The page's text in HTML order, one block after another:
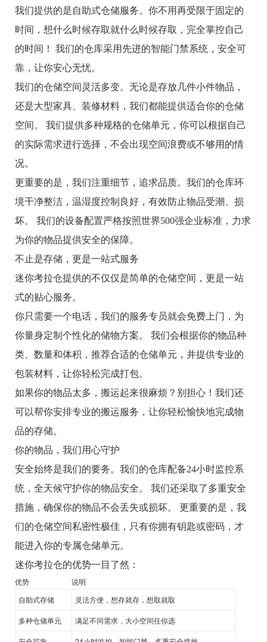
我们提供的是自助式仓储服务。你不用再受限于固定的
时间，想什么时候存取就什么时候存取，完全掌控自己
的时间！ 我们的仓库采用先进的智能门禁系统，安全可
靠，让你安心无忧。
我们的仓储空间灵活多变。无论是存放几件小件物品，
还是大型家具、装修材料，我们都能提供适合你的仓储
空间。 我们提供多种规格的仓储单元，你可以根据自己
的实际需求进行选择，不会出现空间浪费或不够用的情
况。
更重要的是，我们注重细节，追求品质。我们的仓库环
境干净整洁，温湿度控制良好，有效防止物品受潮、损
坏。 我们的设备配置严格按照世界500强企业标准，力求
为你的物品提供安全的保障。
不止是存储，更是一站式服务
迷你考拉仓提供的不仅仅是简单的仓储空间，更是一站
式的贴心服务。
你只需要一个电话，我们的服务专员就会免费上门，为
你量身定制个性化的储物方案。 我们会根据你的物品种
类、数量和体积，推荐合适的仓储单元，并提供专业的
包装材料，让你轻松完成打包。
如果你的物品太多，搬运起来很麻烦？别担心！我们还
可以帮你安排专业的搬运服务，让你轻松愉快地完成物
品的存储。
你的物品，我们用心守护
安全始终是我们的要务。我们的仓库配备24小时监控系
统，全天候守护你的物品安全。 我们还采取了多重安全
措施，确保你的物品不会丢失或损坏。 更重要的是，我
们的仓储空间私密性极佳，只有你拥有钥匙或密码，才
能进入你的专属仓储单元。
迷你考拉仓的优势一目了然：
优势
说明
自助式存储
灵活方便，想存就存，想取就取
多种仓储单元 满足不同需求，大小空间任你选